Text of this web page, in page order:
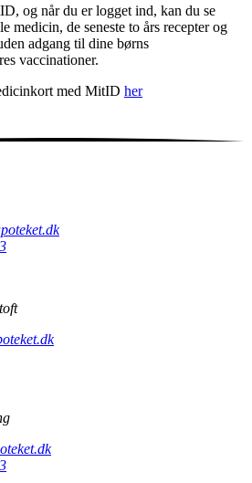
og når du er logget ind, kan du se
medicin, de seneste to års recepter og
adgang til dine børns
vaccinationer.
med MitID her